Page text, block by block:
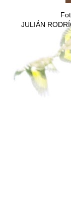
JULIÁN